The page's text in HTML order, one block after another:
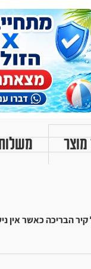
מוצר
הבריכה כאשר אין